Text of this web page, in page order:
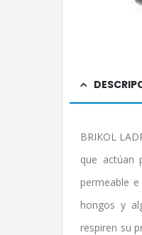
BRIKOL
que actúan
permeable
hongos y
respiren su